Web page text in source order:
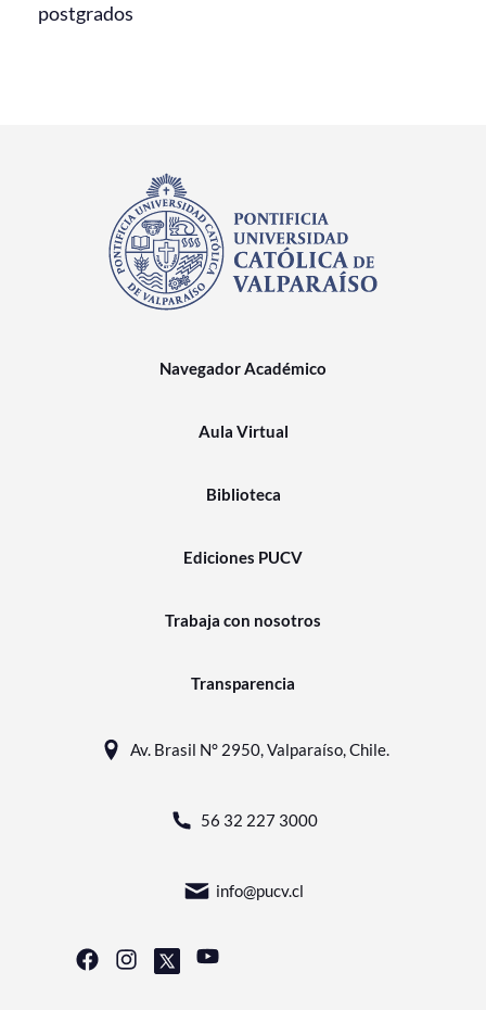
postgrados
Navegador Académico
Aula Virtual
Biblioteca
Ediciones PUCV
Trabaja con nosotros
Transparencia
Av. Brasil N° 2950, Valparaíso, Chile.
56 32 227 3000
info@pucv.cl